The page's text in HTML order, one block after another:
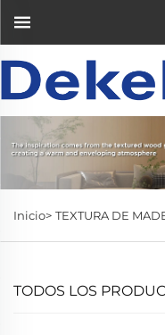
Inicio> TEXTURA DE
TODOS LOS